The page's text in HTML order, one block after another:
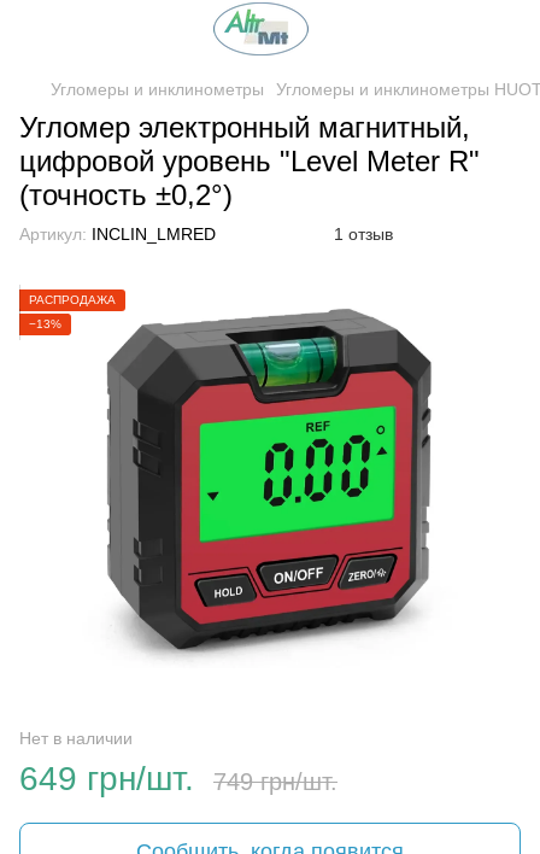
Угломеры и инклинометры Угломеры и инклинометры
Угломер электронный магнитный,
цифровой уровень "Level Meter R"
(точность ±0,2°)
Артикул: INCLIN_LMRED 1 отзыв
РАСПРОДАЖА
−13%
Нет в наличии
649 грн/шт. 749 грн/шт.